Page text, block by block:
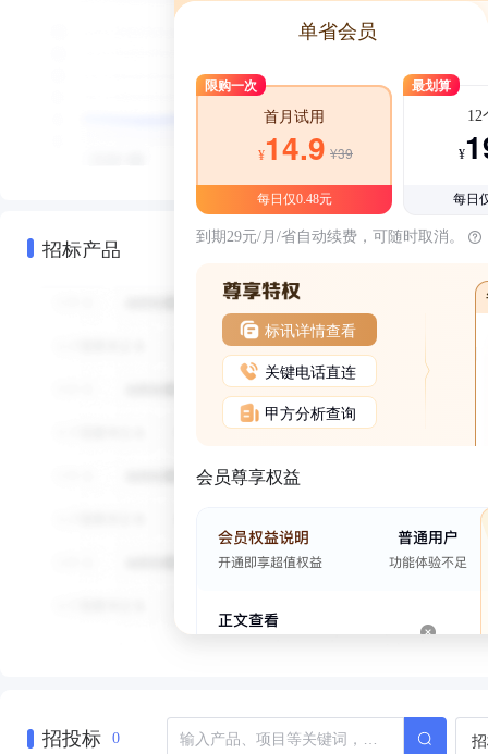
招标产品
单省会员
限购一次
首月试用
¥14.9 ¥39
每日仅0.48元
最划算
12
¥
每日
到期29元/月/省自动续费，可随时取消。
标讯详情查看
关键电话直连
甲方分析查询
会员尊享权益
招投标 0